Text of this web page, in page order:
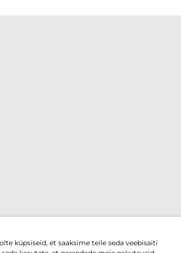
küpsiseid, et saaksime teile seda veebisaiti